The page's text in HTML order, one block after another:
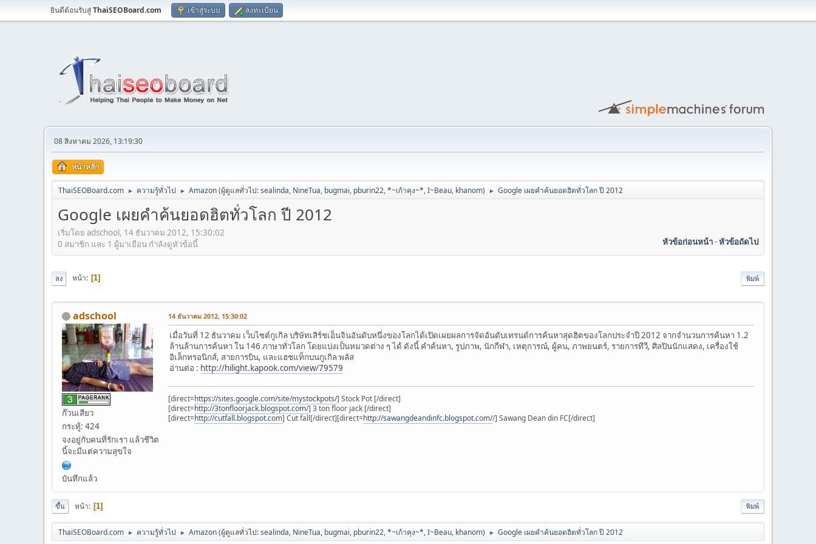
ยินดีต้อนรับสู่ThaiSEOBoard.com เข้าสู่ระบบ ลงทะเบียน
08 สิงหาคม 2026, 13:19:30
หน้าหลัก
ThaiSEOBoard.com ► ความรู้ทั่วไป ► Amazon(ผู้ดูแลทั่วไป:sealinda, NineTua, bugmai, pburin22,*~เก้าคุง~*,I~Beau, khanom) ► Google เผยคำค้นยอดฮิตทั่วโลก ปี 2012
Google เผยคำค้นยอดฮิตทั่วโลก ปี 2012
เริ่มโดย adschool, 14 ธันวาคม 2012, 15:30:02
หัวข้อก่อนหน้า-หัวข้อถัดไป
0 สมาชิก และ 1 ผู้มาเยือน กำลังดูหัวข้อนี้
พิมพ์
ลง หน้า 1
adschool
ก๊วนเสียว
กระทู้: 424
จงอยู่กับคนที่รักเรา แล้วชีวิต
นี้จะมีแต่ความสุขใจ
บันทึกแล้ว
14 ธันวาคม 2012, 15:30:02
เมื่อวันที่ 12 ธันวาคม เว็บไซต์กูเกิล บริษัทเสิร์ชเอ็นจินอันดับหนึ่งของโลกได้เปิดเผยผลการจัดอันดับเทรนด์การค้นหาสุดฮิตของโลกประจำปี 2012 จากจำนวนการค้นหา 1.2
ล้านล้านการค้นหา ใน 146 ภาษาทั่วโลก โดยแบ่งเป็นหมวดต่าง ๆ ได้ ดังนี้ คำค้นหา, รูปภาพ, นักกีฬา, เหตุการณ์, ผู้คน, ภาพยนตร์, รายการทีวี, ศิลปินนักแสดง, เครื่องใช้
อิเล็กทรอนิกส์, สายการบิน, และแฮชแท็กบนกูเกิล พลัส
อ่านต่อ : http://hilight.kapook.com/view/79579
[direct=https://sites.google.com/site/mystockpots/] Stock Pot [/direct]
[direct=http://3tonfloorjack.blogspot.com/] 3 ton floor jack [/direct]
[direct=http://cutfall.blogspot.com] Cut fall[/direct][direct=http://sawangdeandinfc.blogspot.com//] Sawang Dean din FC[/direct]
พิมพ์
ขึ้น หน้า 1
ThaiSEOBoard.com ► ความรู้ทั่วไป ► Amazon(ผู้ดูแลทั่วไป:sealinda, NineTua, bugmai, pburin22,*~เก้าคุง~*,I~Beau, khanom) ► Google เผยคำค้นยอดฮิตทั่วโลก ปี 2012